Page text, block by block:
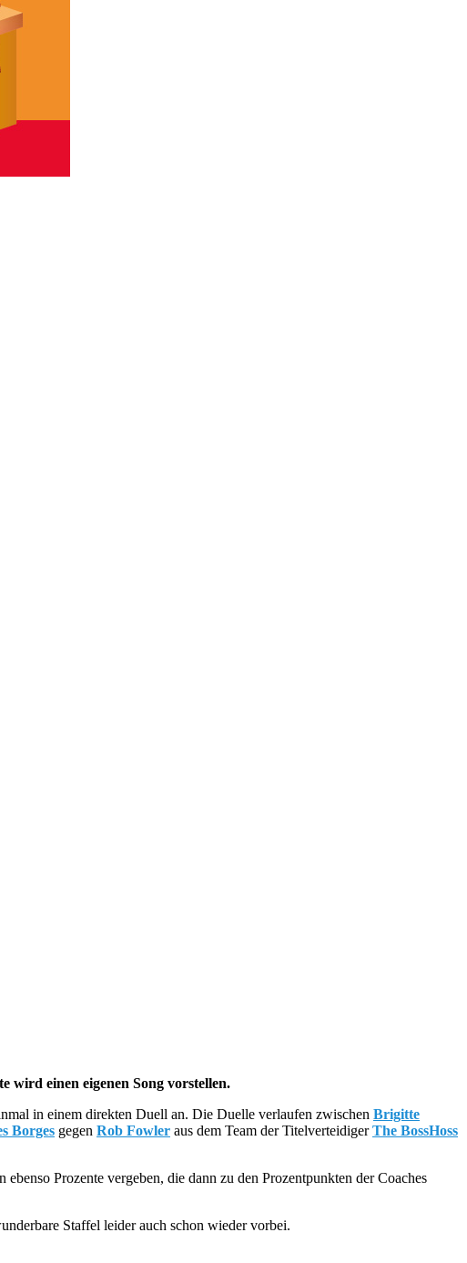
wird einen eigenen Song vorstellen.
in einem direkten Duell an. Die Duelle verlaufen zwischen Brigitte
Borges gegen Rob Fowler aus dem Team der TitelverteidigerThe BossHoss
Prozente vergeben, die dann zu den Prozentpunkten der Coaches
Staffel leider auch schon wieder vorbei.